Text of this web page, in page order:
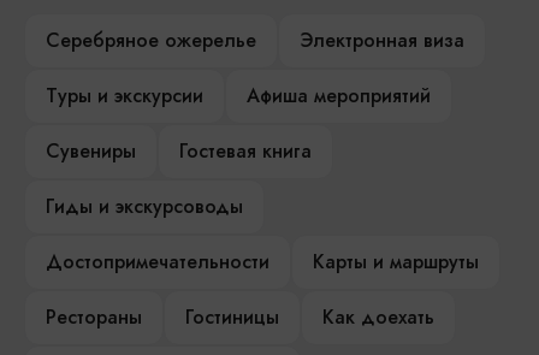
Серебряное ожерелье
Электронная виза
Туры и экскурсии
Афиша мероприятий
Сувениры
Гостевая книга
Гиды и экскурсоводы
Достопримечательности
Карты и маршруты
Рестораны
Гостиницы
Как доехать